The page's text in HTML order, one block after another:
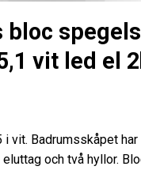
bloc
vit led el
i vit. Badrumsskåpet
och två hyllor.